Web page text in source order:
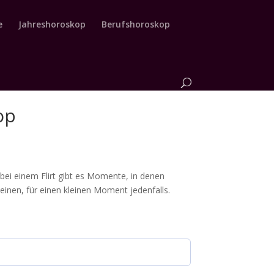
Jahreshoroskop Berufshoroskop
einem Flirt gibt es Momente, in denen
für einen kleinen Moment jedenfalls.